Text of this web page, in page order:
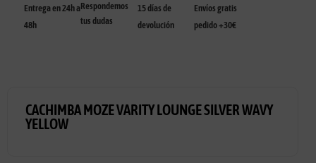
Entrega en 24h a
48h
Respondemos
tus dudas
15 días de
devolución
Envíos gratis
pedido +30€
CACHIMBA MOZE VARITY LOUNGE SILVER WAVY
YELLOW